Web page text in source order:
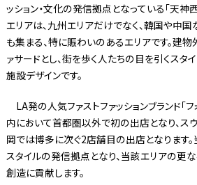
ッション・文化の発信拠点となっている「天神
エリアは、九州エリアだけでなく、韓国や中
も集まる、特に賑わいのあるエリアです。建
ァサードとし、街を歩く人たちの目を引くスタ
施設デザインです。
LA発の人気ファストファッションブランド「
内において首都圏以外で初の出店となり、ス
岡では博多に次ぐ2店舗目の出店となります。
スタイルの発信拠点となり、当該エリアの更
創造に貢献します。